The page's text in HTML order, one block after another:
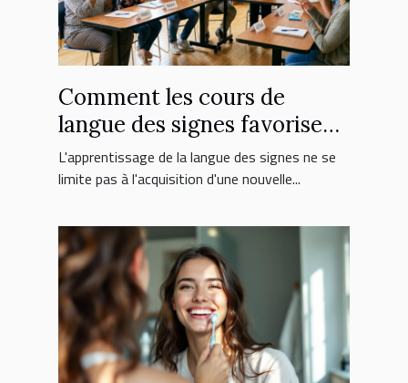
Comment les cours de
langue des signes favorisent
l'inclusion sociale ?
L'apprentissage de la langue des signes ne se
limite pas à l'acquisition d'une nouvelle...